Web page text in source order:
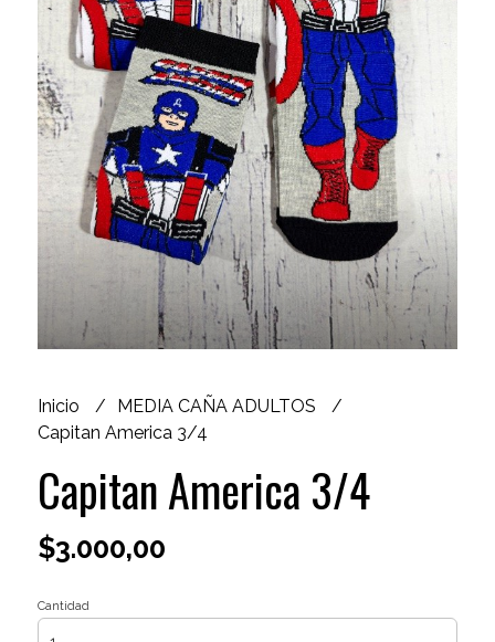
Inicio
MEDIA CAÑA ADULTOS
Capitan America 3/4
Capitan America 3/4
$3.000,00
Cantidad